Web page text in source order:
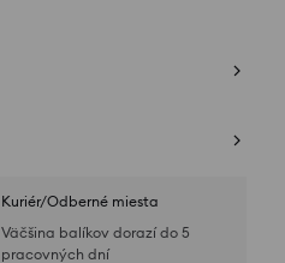
Kuriér/Odberné miesta
Väčšina balíkov dorazí do 5
pracovných dní